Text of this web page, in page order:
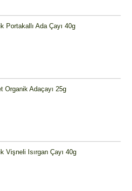
Portakallı Ada Çayı 40g
Organik Adaçayı 25g
Vişneli Isırgan Çayı 40g